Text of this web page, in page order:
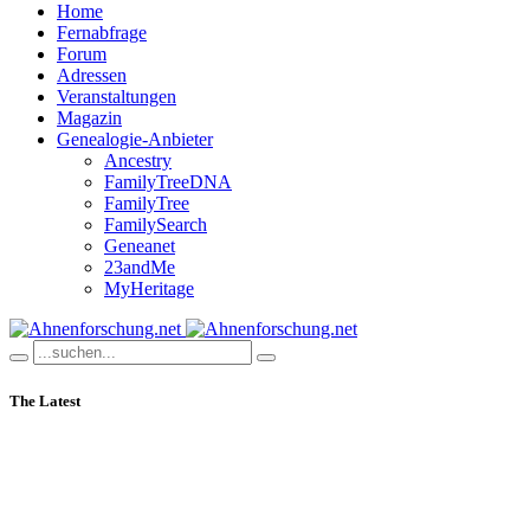
Home
Fernabfrage
Forum
Adressen
Veranstaltungen
Magazin
Genealogie-Anbieter
Ancestry
FamilyTreeDNA
FamilyTree
FamilySearch
Geneanet
23andMe
MyHeritage
The Latest